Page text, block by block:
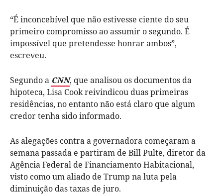
“É inconcebível que não estivesse ciente do seu
primeiro compromisso ao assumir o segundo. É
impossível que pretendesse honrar ambos”,
escreveu.
Segundo a CNN, que analisou os documentos da
hipoteca, Lisa Cook reivindicou duas primeiras
residências, no entanto não está claro que algum
credor tenha sido informado.
As alegações contra a governadora começaram a
semana passada e partiram de Bill Pulte, diretor da
Agência Federal de Financiamento Habitacional,
visto como um aliado de Trump na luta pela
diminuição das taxas de juro.